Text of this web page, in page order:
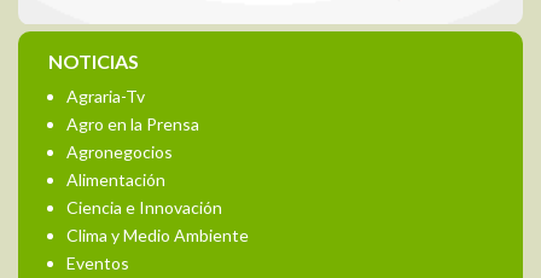
NOTICIAS
Agraria-Tv
Agro en la Prensa
Agronegocios
Alimentación
Ciencia e Innovación
Clima y Medio Ambiente
Eventos